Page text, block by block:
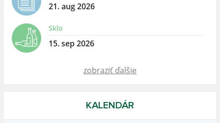
21. aug 2026
Sklo
15. sep 2026
zobraziť ďalšie
KALENDÁR